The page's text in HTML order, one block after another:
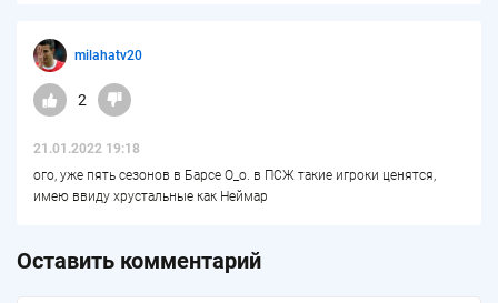
milahatv20
2
21.01.2022 19:18
ого, уже пять сезонов в Барсе О_о. в ПСЖ такие игроки ценятся,
имею ввиду хрустальные как Неймар
Оставить комментарий